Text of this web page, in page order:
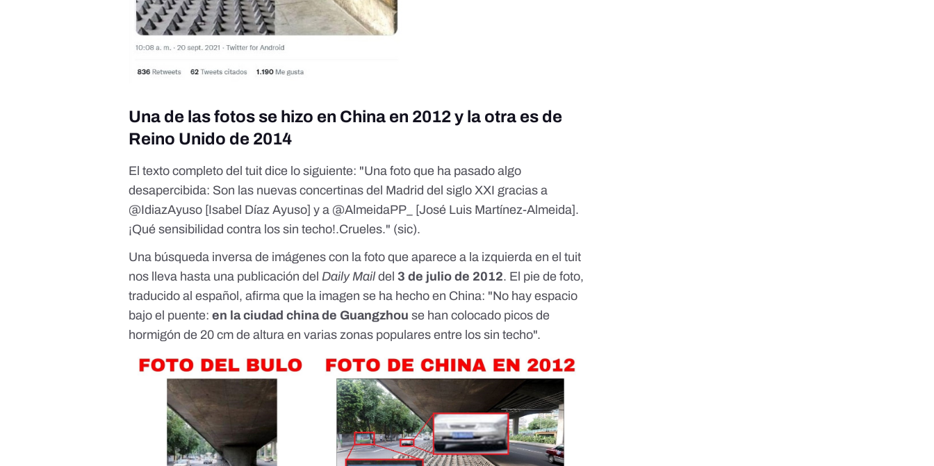
Una de las fotos se hizo en China en 2012 y la otra es de
Reino Unido de 2014
El texto completo del tuit dice lo siguiente: "Una foto que ha pasado algo
desapercibida: Son las nuevas concertinas del Madrid del siglo XXI gracias a
@IdiazAyuso [Isabel Díaz Ayuso] y a @AlmeidaPP_ [José Luis Martínez-Almeida].
¡Qué sensibilidad contra los sin techo!.Crueles." (sic).
Una búsqueda inversa de imágenes con la foto que aparece a la izquierda en el tuit
nos lleva hasta una publicación delDaily Maildel3 de julio de 2012. El pie de foto,
traducido al español, afirma que la imagen se ha hecho en China: "No hay espacio
bajo el puente:en la ciudad china de Guangzhou se han colocado picos de
hormigón de 20 cm de altura en varias zonas populares entre los sin techo".